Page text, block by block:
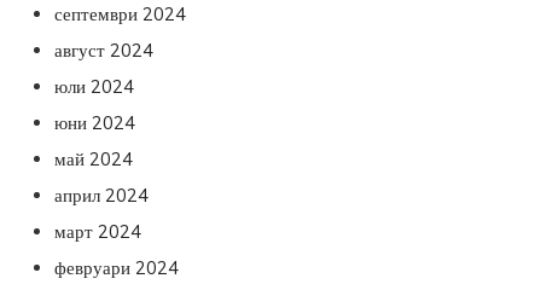
септември 2024
август 2024
юли 2024
юни 2024
май 2024
април 2024
март 2024
февруари 2024